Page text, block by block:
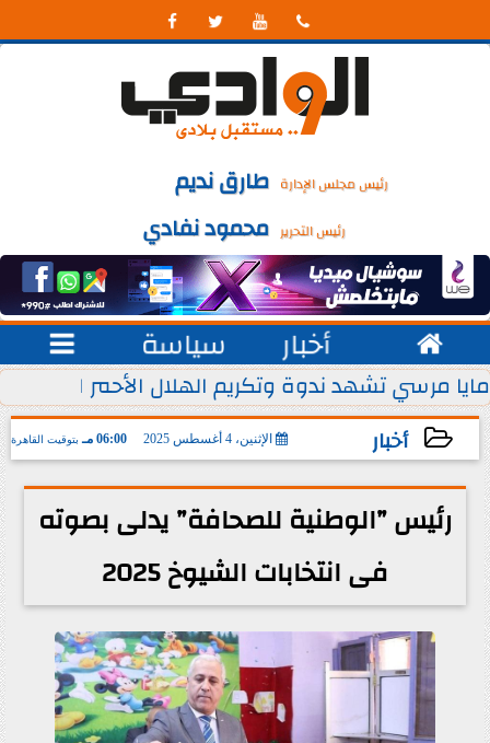
   
رئيس مجلس الإدارة طارق نديم
رئيس التحرير محمود نفادي
 أخبار سياسة 
يوليو من كل عام
مايا مرسي تشهد ندوة وتكريم الهلال الأحمر
أخبار الإثنين، 4 أغسطس 2025 06:00 مـ بتوقيت القاهرة
2025-08-04 18:00:12
رئيس ”الوطنية للصحافة” يدلى بصوته
فى انتخابات الشيوخ 2025